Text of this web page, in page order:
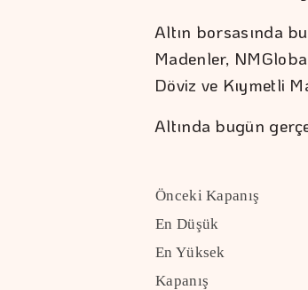
Altın borsasında
Madenler,
Döviz ve Kıymetli
Altında bugün
Önceki Kapanış
En Düşük
En Yüksek
Kapanış